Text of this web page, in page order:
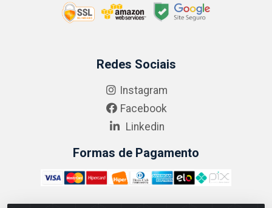
Redes Sociais
Instagram
Facebook
Linkedin
Formas de Pagamento